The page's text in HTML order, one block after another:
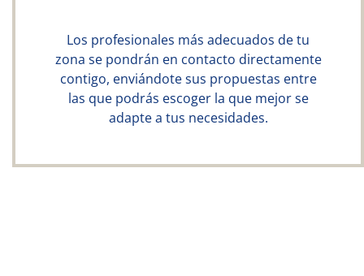
Los profesionales más adecuados de tu
zona se pondrán en contacto directamente
contigo, enviándote sus propuestas entre
las que podrás escoger la que mejor se
adapte a tus necesidades.